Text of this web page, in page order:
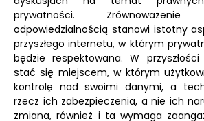
prywatności.
odpowiedzialnością stanowi istotny
przyszłego internetu, w którym
będzie respektowana. W
stać się miejscem, w którym
kontrolę nad swoimi danymi, a
rzecz ich zabezpieczenia, a nie ich
zmiana, również i ta wymaga